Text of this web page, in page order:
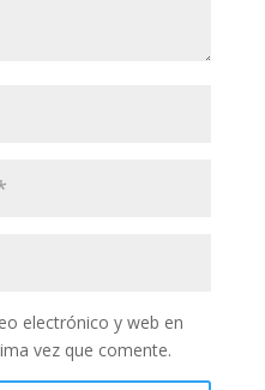
electrónico y web en
vez que comente.